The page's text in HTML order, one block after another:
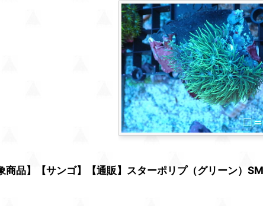
商品】【サンゴ】【通販】スターポリプ（グリーン）